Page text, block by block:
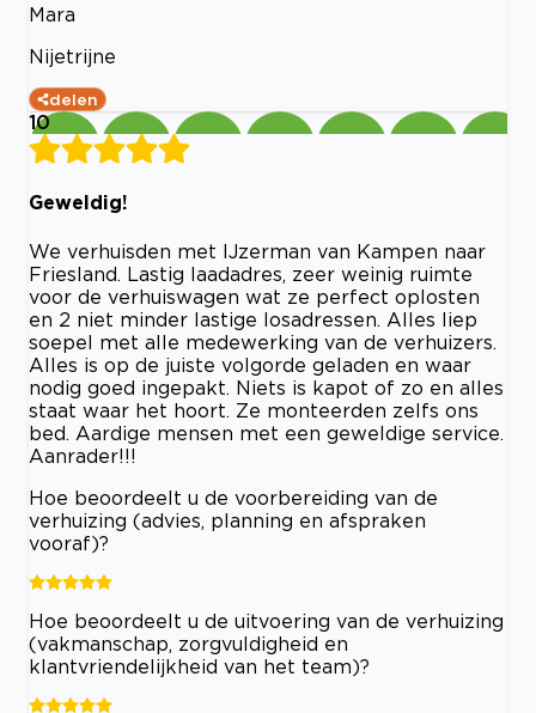
Mara
Nijetrijne
delen
10
Geweldig!
We verhuisden met IJzerman van Kampen naar
Friesland. Lastig laadadres, zeer weinig ruimte
voor de verhuiswagen wat ze perfect oplosten
en 2 niet minder lastige losadressen. Alles liep
soepel met alle medewerking van de verhuizers.
Alles is op de juiste volgorde geladen en waar
nodig goed ingepakt. Niets is kapot of zo en alles
staat waar het hoort. Ze monteerden zelfs ons
bed. Aardige mensen met een geweldige service.
Aanrader!!!
Hoe beoordeelt u de voorbereiding van de
verhuizing (advies, planning en afspraken
vooraf)?
Hoe beoordeelt u de uitvoering van de verhuizing
(vakmanschap, zorgvuldigheid en
klantvriendelijkheid van het team)?